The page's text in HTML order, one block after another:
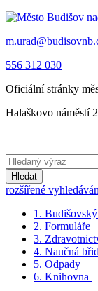
556 312 030
Oficiální stránky
Halaškovo náměstí
Hledat
rozšířené
1.
2. Formuláře
3.
4. Naučná
5. Odpady
6. Knihovna